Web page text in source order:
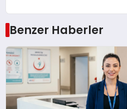
Benzer Haberler